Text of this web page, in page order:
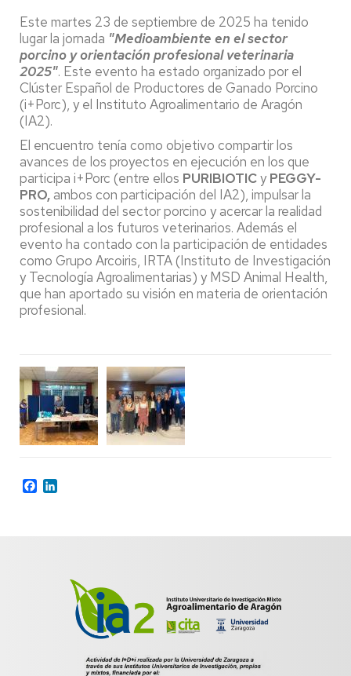
Este martes 23 de septiembre de 2025 ha tenido
lugar la jornada "Medioambiente en el sector
porcino y orientación profesional veterinaria
2025". Este evento ha estado organizado por el
Clúster Español de Productores de Ganado Porcino
(i+Porc), y el Instituto Agroalimentario de Aragón
(IA2).
El encuentro tenía como objetivo compartir los
avances de los proyectos en ejecución en los que
participa i+Porc (entre ellos PURIBIOTICy PEGGY-
PRO, ambos con participación del IA2), impulsar la
sostenibilidad del sector porcino y acercar la realidad
profesional a los futuros veterinarios. Además el
evento ha contado con la participación de entidades
como Grupo Arcoiris, IRTA (Instituto de Investigación
y Tecnología Agroalimentarias) y MSD Animal Health,
que han aportado su visión en materia de orientación
profesional.
Facebook